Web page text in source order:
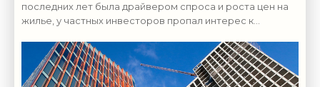
последних лет была драйвером спроса и роста цен на
жилье, у частных инвесторов пропал интерес к